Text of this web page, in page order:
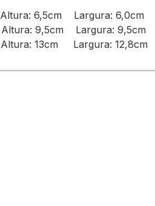
Altura: 6,5cm Largura: 6,0cm
Altura: 9,5cm Largura: 9,5cm
Altura: 13cm Largura: 12,8cm